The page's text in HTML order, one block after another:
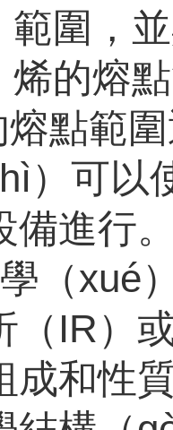
範圍，
烯的熔
熔點範
）可以
備進行
（xué
（IR）
成和性